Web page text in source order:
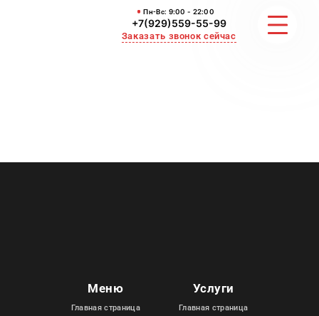
Пн-Вс: 9:00 - 22:00
+7(929)559-55-99
Заказать звонок сейчас
ВЫВОЗ И УБОРКА СНЕГА
Меню
Главная страница
Услуги
Главная страница